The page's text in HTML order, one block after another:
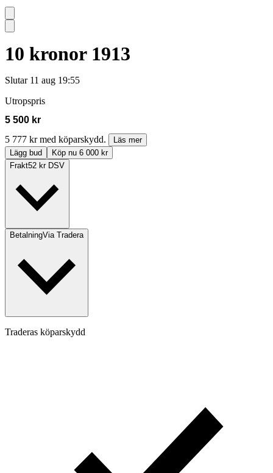
10 kronor 1913
Slutar 11 aug 19:55
Utropspris
5 500 kr
5 777 kr med köparskydd.
Läs mer
Lägg bud
Köp nu 6 000 kr
Frakt52 kr DSV
BetalningVia Tradera
Traderas köparskydd